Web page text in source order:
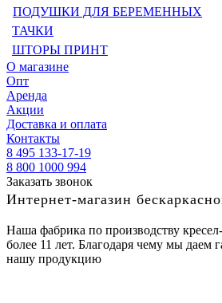
ПОДУШКИ ДЛЯ БЕРЕМЕННЫХ
ТАЧКИ
ШТОРЫ ПРИНТ
О магазине
Опт
Аренда
Акции
Доставка и оплата
Контакты
8 495 133-17-19
8 800 1000 994
Заказать звонок
Интернет-магазин
Наша фабрика по производству
более 11 лет. Благодаря чему мы даем
нашу продукцию